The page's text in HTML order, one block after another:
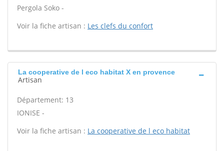
Pergola Soko -
Voir la fiche artisan : Les clefs du confort
La cooperative de l eco habitat X en provence
Artisan
Département: 13
IONISE -
Voir la fiche artisan : La cooperative de l eco habitat